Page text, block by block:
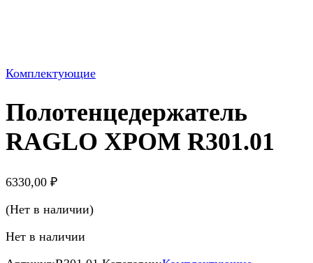
Комплектующие
Полотенцедержатель
RAGLO ХРОМ R301.01
6330,00 ₽
(Нет в наличии)
Нет в наличии